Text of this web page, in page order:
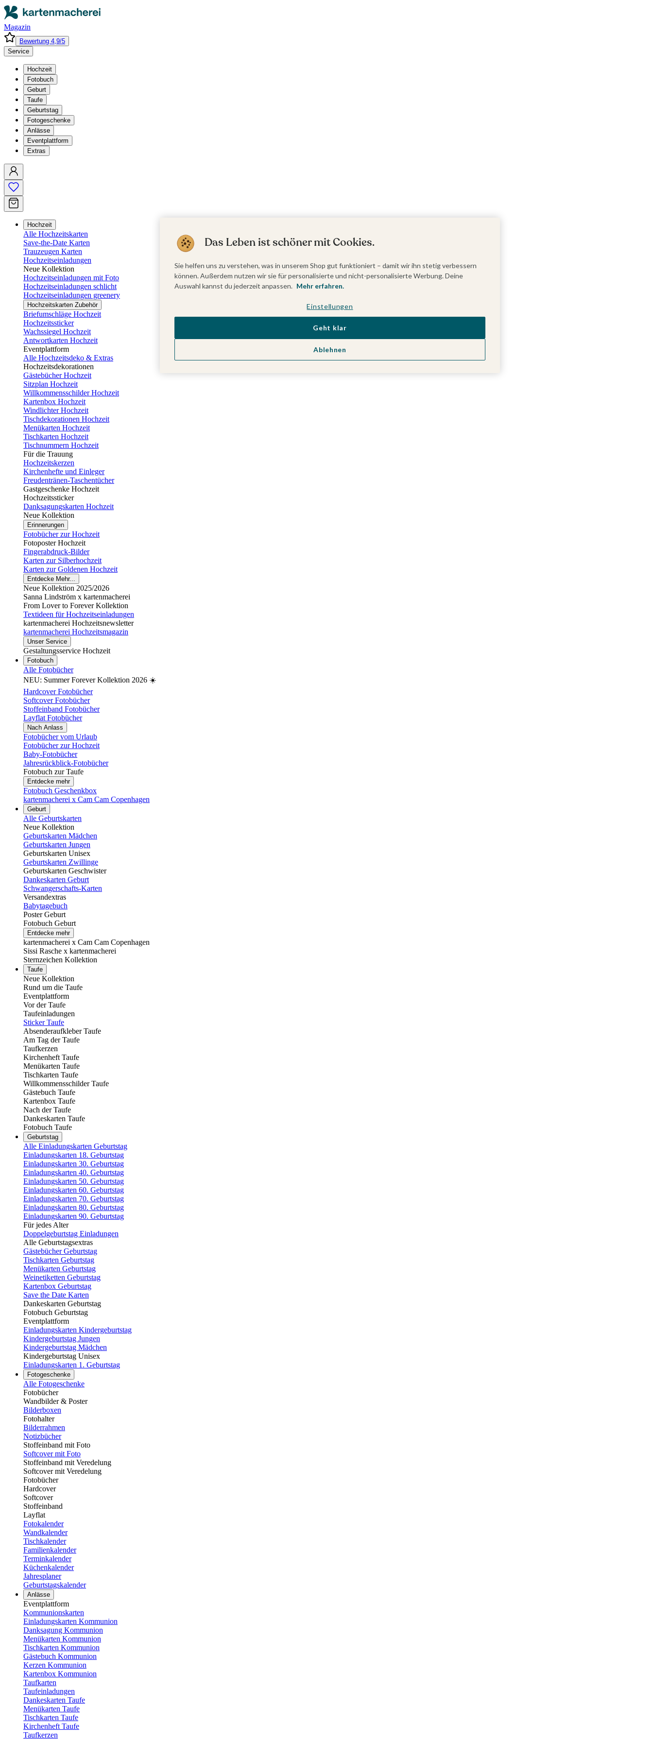
Magazin
Bewertung 4,9/5
Service
Hochzeit
Fotobuch
Geburt
Taufe
Geburtstag
Fotogeschenke
Anlässe
Eventplattform
Extras
Hochzeit
Alle Hochzeitskarten
Save-the-Date Karten
Trauzeugen Karten
Hochzeitseinladungen
Neue Kollektion
Hochzeitseinladungen mit Foto
Hochzeitseinladungen schlicht
Hochzeitseinladungen greenery
Hochzeitskarten Zubehör
Briefumschläge Hochzeit
Hochzeitssticker
Wachssiegel Hochzeit
Antwortkarten Hochzeit
Eventplattform
Alle Hochzeitsdeko & Extras
Hochzeitsdekorationen
Gästebücher Hochzeit
Sitzplan Hochzeit
Willkommensschilder Hochzeit
Kartenbox Hochzeit
Windlichter Hochzeit
Tischdekorationen Hochzeit
Menükarten Hochzeit
Tischkarten Hochzeit
Tischnummern Hochzeit
Für die Trauung
Hochzeitskerzen
Kirchenhefte und Einleger
Freudentränen-Taschentücher
Gastgeschenke Hochzeit
Hochzeitssticker
Danksagungskarten Hochzeit
Neue Kollektion
Erinnerungen
Fotobücher zur Hochzeit
Fotoposter Hochzeit
Fingerabdruck-Bilder
Karten zur Silberhochzeit
Karten zur Goldenen Hochzeit
Entdecke Mehr...
Neue Kollektion 2025/2026
Sanna Lindström x kartenmacherei
From Lover to Forever Kollektion
Textideen für Hochzeitseinladungen
kartenmacherei Hochzeitsnewsletter
kartenmacherei Hochzeitsmagazin
Unser Service
Gestaltungsservice Hochzeit
Fotobuch
Alle Fotobücher
NEU: Summer Forever Kollektion 2026 ☀️
Hardcover Fotobücher
Softcover Fotobücher
Stoffeinband Fotobücher
Layflat Fotobücher
Nach Anlass
Fotobücher vom Urlaub
Fotobücher zur Hochzeit
Baby-Fotobücher
Jahresrückblick-Fotobücher
Fotobuch zur Taufe
Entdecke mehr
Fotobuch Geschenkbox
kartenmacherei x Cam Cam Copenhagen
Geburt
Alle Geburtskarten
Neue Kollektion
Geburtskarten Mädchen
Geburtskarten Jungen
Geburtskarten Unisex
Geburtskarten Zwillinge
Geburtskarten Geschwister
Dankeskarten Geburt
Schwangerschafts-Karten
Versandextras
Babytagebuch
Poster Geburt
Fotobuch Geburt
Entdecke mehr
kartenmacherei x Cam Cam Copenhagen
Sissi Rasche x kartenmacherei
Sternzeichen Kollektion
Taufe
Neue Kollektion
Rund um die Taufe
Eventplattform
Vor der Taufe
Taufeinladungen
Sticker Taufe
Absenderaufkleber Taufe
Am Tag der Taufe
Taufkerzen
Kirchenheft Taufe
Menükarten Taufe
Tischkarten Taufe
Willkommensschilder Taufe
Gästebuch Taufe
Kartenbox Taufe
Nach der Taufe
Dankeskarten Taufe
Fotobuch Taufe
Geburtstag
Alle Einladungskarten Geburtstag
Einladungskarten 18. Geburtstag
Einladungskarten 30. Geburtstag
Einladungskarten 40. Geburtstag
Einladungskarten 50. Geburtstag
Einladungskarten 60. Geburtstag
Einladungskarten 70. Geburtstag
Einladungskarten 80. Geburtstag
Einladungskarten 90. Geburtstag
Für jedes Alter
Doppelgeburtstag Einladungen
Alle Geburtstagsextras
Gästebücher Geburtstag
Tischkarten Geburtstag
Menükarten Geburtstag
Weinetiketten Geburtstag
Kartenbox Geburtstag
Save the Date Karten
Dankeskarten Geburtstag
Fotobuch Geburtstag
Eventplattform
Einladungskarten Kindergeburtstag
Kindergeburtstag Jungen
Kindergeburtstag Mädchen
Kindergeburtstag Unisex
Einladungskarten 1. Geburtstag
Fotogeschenke
Alle Fotogeschenke
Fotobücher
Wandbilder & Poster
Bilderboxen
Fotohalter
Bilderrahmen
Notizbücher
Stoffeinband mit Foto
Softcover mit Foto
Stoffeinband mit Veredelung
Softcover mit Veredelung
Fotobücher
Hardcover
Softcover
Stoffeinband
Layflat
Fotokalender
Wandkalender
Tischkalender
Familienkalender
Terminkalender
Küchenkalender
Jahresplaner
Geburtstagskalender
Anlässe
Eventplattform
Kommunionskarten
Einladungskarten Kommunion
Danksagung Kommunion
Menükarten Kommunion
Tischkarten Kommunion
Gästebuch Kommunion
Kerzen Kommunion
Kartenbox Kommunion
Taufkarten
Taufeinladungen
Dankeskarten Taufe
Menükarten Taufe
Tischkarten Taufe
Kirchenheft Taufe
Taufkerzen
Das Leben ist schöner mit Cookies.
Sie helfen uns zu verstehen, was in unserem Shop gut funktioniert – damit wir ihn stetig verbessern
können. Außerdem nutzen wir sie für personalisierte und nicht-personalisierte Werbung. Deine
Auswahl kannst du jederzeit anpassen. Mehr erfahren.
Einstellungen
Ablehnen
Geht klar